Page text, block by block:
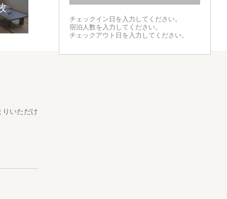
チェックイン日を入力してください。
宿泊人数を入力してください。
チェックアウト日を入力してください。
いただけ